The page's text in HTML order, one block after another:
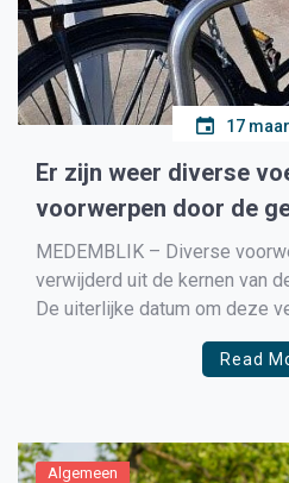
17
Er zijn weer diverse
voorwerpen door de
verwijderd uit het
MEDEMBLIK – Diverse
verwijderd uit de kernen van
De uiterlijke datum om deze
voorwerpen op te halen, staat
(Foto’s van de verwijderde
Read
Algemeen